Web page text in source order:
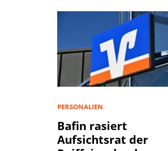
PERSONALIEN
Bafin rasiert
Aufsichtsrat der